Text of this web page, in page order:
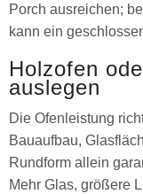
Porch ausreichen;
kann ein
Holzofen
auslegen
Die Ofenleistung
Bauaufbau,
Rundform allein
Mehr Glas, größere